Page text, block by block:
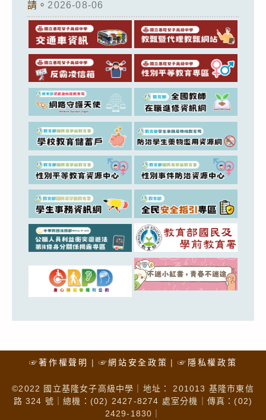
請。 2026-08-06
☞著作權聲明 ☞網站安全政策 ☞隱私權政策
©2022 國立基隆女子高級中學｜地址： 201013 基隆市東信
路 324 號｜總機：(02) 2427-8274 處室分機｜傳真：(02)
2429-1830｜